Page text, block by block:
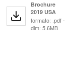
Brochure
2019 USA
formato: .pdf -
dim: 5.6MB